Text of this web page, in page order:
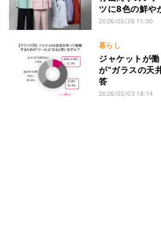
ツに8色の鮮や
2026/03/26 11:00
暮らし
ジャケットが
が“ガラスの天
答
2026/03/03 18:14